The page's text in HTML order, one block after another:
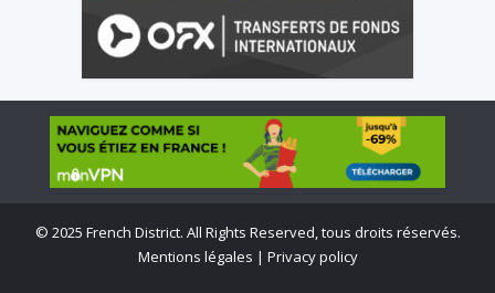
© 2025 French District. All Rights Reserved, tous droits réservés.
Mentions légales | Privacy policy